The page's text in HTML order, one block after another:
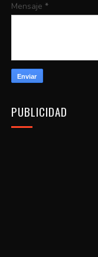
Mensaje *
PUBLICIDAD